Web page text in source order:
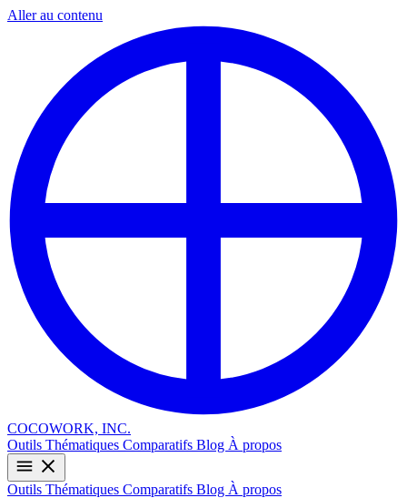
Aller au contenu
COCOWORK, INC.
Outils Thématiques Comparatifs Blog À propos
Outils Thématiques Comparatifs Blog À propos